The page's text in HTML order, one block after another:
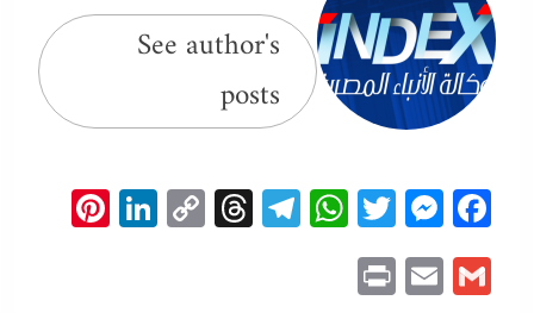
See author's
posts
Facebook
Messenger
Twitter
WhatsApp
Telegram
Threads
Copy
Gmail
Email